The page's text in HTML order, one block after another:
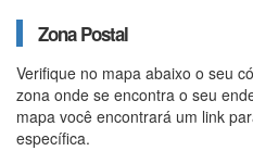
Zona Postal
Verifique no mapa abaixo o seu
zona onde se encontra o seu
mapa você encontrará um link
específica.